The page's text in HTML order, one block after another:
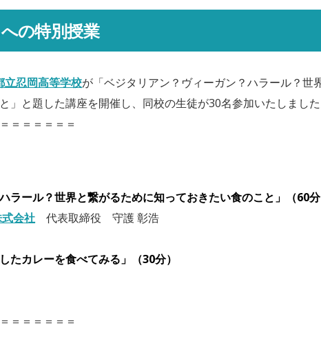
の特別授業
立忍岡高等学校が「ベジタリアン？ヴィーガン？ハラール？世
」と題した講座を開催し、同校の生徒が30名参加いたしました
＝＝＝＝＝＝
ラール？世界と繋がるために知っておきたい食のこと」（60分
会社 代表取締役 守護 彰浩
たカレーを食べてみる」（30分）
＝＝＝＝＝＝